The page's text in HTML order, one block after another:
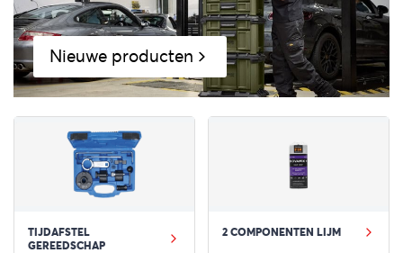
Nieuwe producten
TIJDAFSTEL
GEREEDSCHAP
2 COMPONENTEN LIJM